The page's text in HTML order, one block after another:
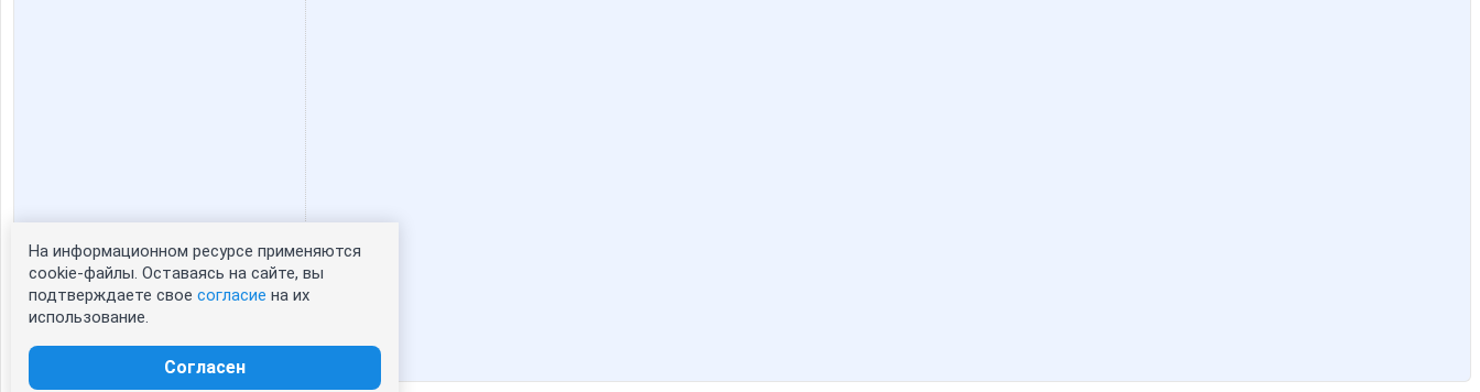
Статистика портрета:
сейчас просматривают портрет - 0
зарегистрированные пользователи
На информационном ресурсе применяются
cookie-файлы. Оставаясь на сайте, вы
подтверждаете свое согласие на их
использование.
Согласен